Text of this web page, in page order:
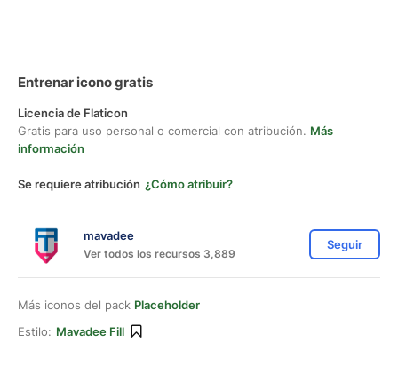
Entrenar icono gratis
Licencia de Flaticon
Gratis para uso personal o comercial con atribución. Más
información
Se requiere atribución ¿Cómo atribuir?
mavadee
Ver todos los recursos 3,889
Seguir
Más iconos del pack Placeholder
Estilo: Mavadee Fill